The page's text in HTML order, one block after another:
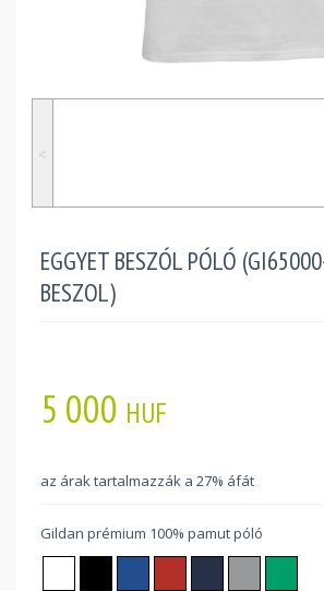
˂
EGGYET BESZÓL PÓLÓ
BESZOL)
5 000 HUF
az árak tartalmazzák a 27% áfát
Gildan prémium 100% pamut póló